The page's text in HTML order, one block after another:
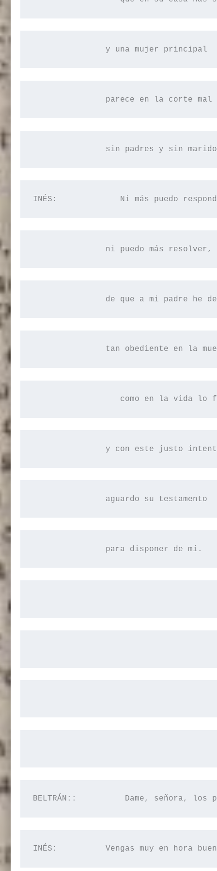
y una mujer principal
parece en la corte mal
sin padres y sin
INÉS:             Ni más puedo
ni puedo más
de que a mi padre he
tan obediente en la
como en la vida lo
y con este justo
aguardo su
para disponer de mí.
BELTRÁN ::
Dame, señora, los
INÉS:          Vengas muy en hora